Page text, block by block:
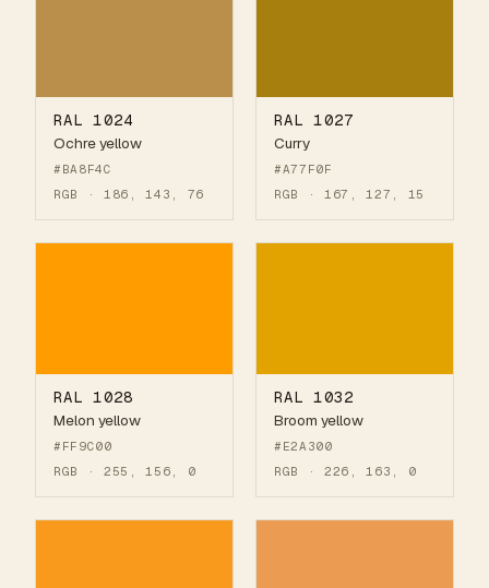
RAL 1024
Ochre yellow
#BA8F4C
RGB · 186, 143, 76
RAL 1027
Curry
#A77F0F
RGB · 167, 127, 15
RAL 1028
Melon yellow
#FF9C00
RGB · 255, 156, 0
RAL 1032
Broom yellow
#E2A300
RGB · 226, 163, 0